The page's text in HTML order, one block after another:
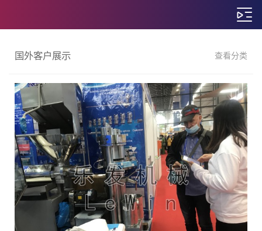
国外客户展示 查看分类